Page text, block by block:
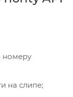
номеру
на слипе;